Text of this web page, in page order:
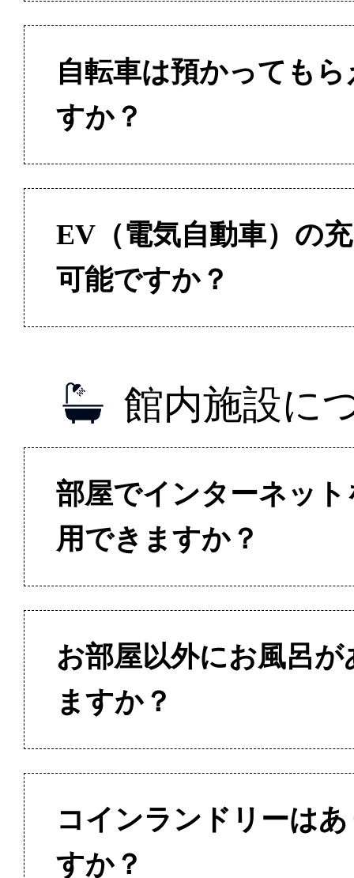
自転車は預かってもら
すか？
EV（電気自動車）の
可能ですか？
館内施設に
部屋でインターネット
用できますか？
お部屋以外にお風呂が
ますか？
コインランドリーは
すか？